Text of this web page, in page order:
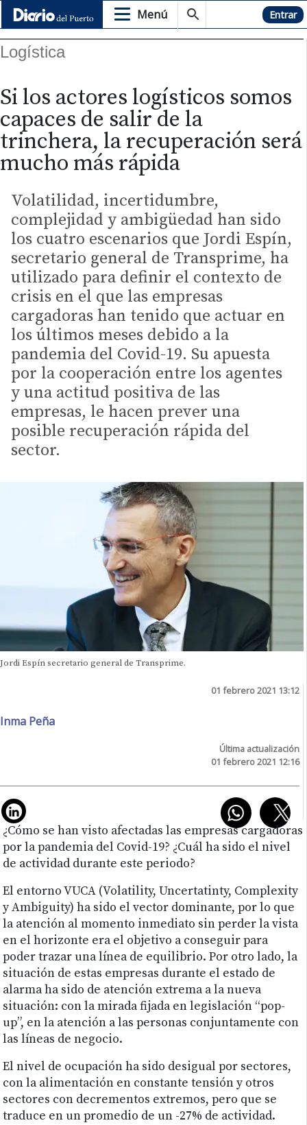
Menú Hemeroteca Entrar
Logística
Si los actores logísticos somos
capaces de salir de la
trinchera, la recuperación será
mucho más rápida
Volatilidad, incertidumbre,
complejidad y ambigüedad han sido
los cuatro escenarios que Jordi Espín,
secretario general de Transprime, ha
utilizado para definir el contexto de
crisis en el que las empresas
cargadoras han tenido que actuar en
los últimos meses debido a la
pandemia del Covid-19. Su apuesta
por la cooperación entre los agentes
y una actitud positiva de las
empresas, le hacen prever una
posible recuperación rápida del
sector.
Jordi Espín secretario general de Transprime.
01 febrero 2021 13:12
Inma Peña
Última actualización
01 febrero 2021 12:16
¿Cómo se han visto afectadas las empresas cargadoras
por la pandemia del Covid-19? ¿Cuál ha sido el nivel
de actividad durante este periodo?
El entorno VUCA (Volatility, Uncertatinty, Complexity
y Ambiguity) ha sido el vector dominante, por lo que
la atención al momento inmediato sin perder la vista
en el horizonte era el objetivo a conseguir para
poder trazar una línea de equilibrio. Por otro lado, la
situación de estas empresas durante el estado de
alarma ha sido de atención extrema a la nueva
situación: con la mirada fijada en legislación “pop-
up”, en la atención a las personas conjuntamente con
las líneas de negocio.
El nivel de ocupación ha sido desigual por sectores,
con la alimentación en constante tensión y otros
sectores con decrementos extremos, pero que se
traduce en un promedio de un -27% de actividad.